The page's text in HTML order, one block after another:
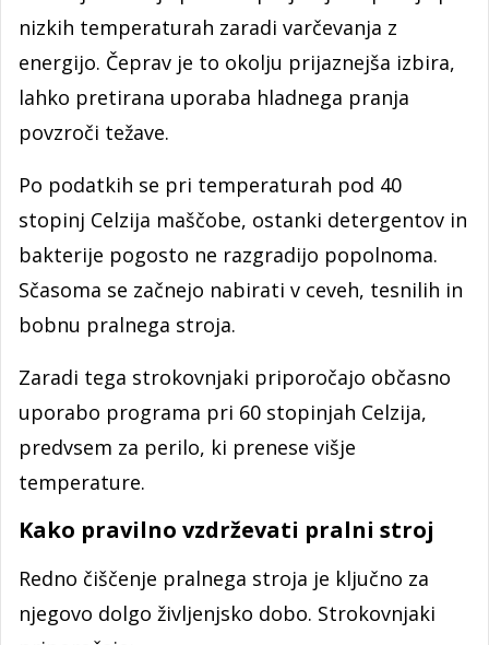
nizkih temperaturah zaradi varčevanja z
energijo. Čeprav je to okolju prijaznejša izbira,
lahko pretirana uporaba hladnega pranja
povzroči težave.
Po podatkih se pri temperaturah pod 40
stopinj Celzija maščobe, ostanki detergentov in
bakterije pogosto ne razgradijo popolnoma.
Sčasoma se začnejo nabirati v ceveh, tesnilih in
bobnu pralnega stroja.
Zaradi tega strokovnjaki priporočajo občasno
uporabo programa pri 60 stopinjah Celzija,
predvsem za perilo, ki prenese višje
temperature.
Kako pravilno vzdrževati pralni stroj
Redno čiščenje pralnega stroja je ključno za
njegovo dolgo življenjsko dobo. Strokovnjaki